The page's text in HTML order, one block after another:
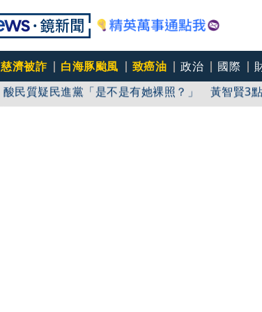
慈濟被詐 白海豚颱風 致癌油 政治 國際
酸民質疑民進黨「是不是有她裸照？」 黃智賢3
品冠睽違多年唱進花蓮首訪富里 晴男晴女聯手「